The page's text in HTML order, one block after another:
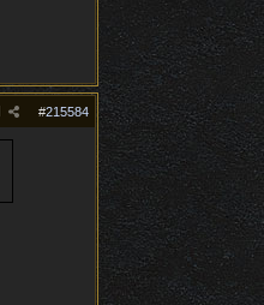
#215584